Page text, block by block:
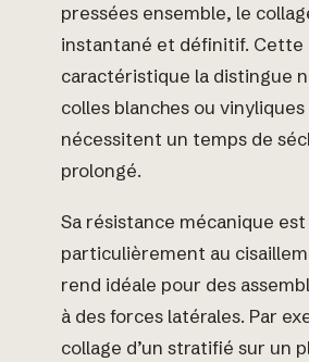
pressées ensemble, le
instantané et définitif. Cette
caractéristique la distingue
colles blanches ou vinyliques
nécessitent un temps de
prolongé.
Sa résistance mécanique
particulièrement au
rend idéale pour des
à des forces latérales. Par
collage d’un stratifié sur un